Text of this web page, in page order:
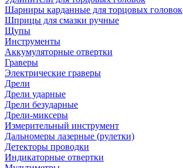
Шарниры карданные для торцовых головок
Шприцы для смазки ручные
Щупы
Инструменты
Аккумуляторные отвертки
Граверы
Электрические граверы
Дрели
Дрели ударные
Дрели безударные
Дрели-миксеры
Измерительный инструмент
Дальномеры лазерные (рулетки)
Детекторы проводки
Индикаторные отвертки